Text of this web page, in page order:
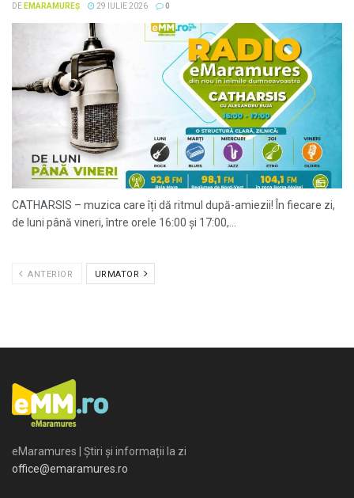
DE EMARAMUREȘ 29 IULIE 2026 0
CATHARSIS – muzica care îți dă ritmul după-amiezii! În fiecare zi,
de luni până vineri, între orele 16:00 și 17:00,...
ANTERIOR URMATOR
eMaramures | Știri și informații la zi
office@emaramures.ro